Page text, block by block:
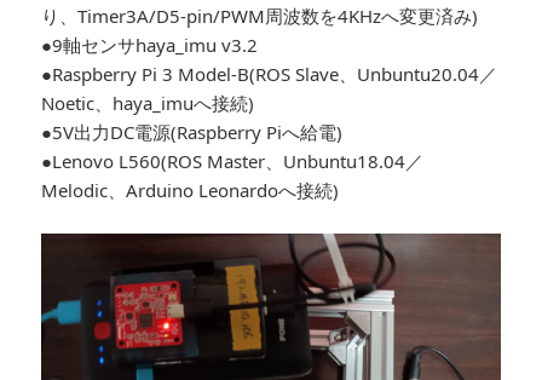
り、Timer3A/D5-pin/PWM周波数を4KHzへ変更済み)
●9軸センサhaya_imu v3.2
●Raspberry Pi 3 Model-B(ROS Slave、Unbuntu20.04／
Noetic、haya_imuへ接続)
●5V出力DC電源(Raspberry Piへ給電)
●Lenovo L560(ROS Master、Unbuntu18.04／
Melodic、Arduino Leonardoへ接続)